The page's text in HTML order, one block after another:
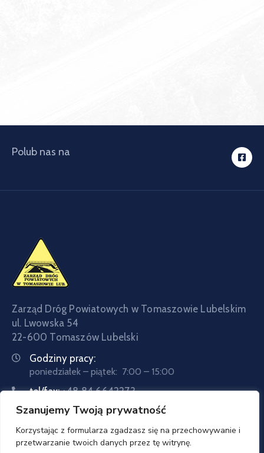
Szanujemy Twoją prywatność
Korzystając z formularza zgadzasz się na przechowywanie i
przetwarzanie twoich danych przez tę witrynę.
Polub nas na
Zarząd Dróg Powiatowych w Tomaszowie Lubelskim
ul. Lwowska 54
22-600 Tomaszów Lubelski
Godziny pracy:
poniedziałek – piątek: 7:00 – 15:00
tel/fax:+48 84 6642273
tel:+48 84 6642057
Email:sekretariat@zdptomaszow.pl